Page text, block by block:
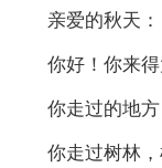
亲爱的秋天：
你好！你来得
你走过的地方
你走过树林